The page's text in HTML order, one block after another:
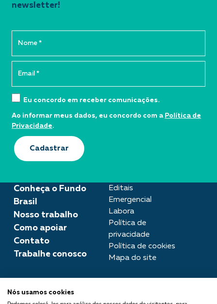
Conheça o Fundo
Brasil
Nosso trabalho
Como apoiar
Contato
Trabalhe conosco
Editais
Emergencial
Labora
Política de
privacidade
Política de cookies
Mapa do site
imprensa@fundobrasil.org.br
newsletter!
Eu concordo em receber comunicações.
Ao informar meus dados, eu concordo com a Política de
Privacidade.
Cadastrar
Nós usamos cookies